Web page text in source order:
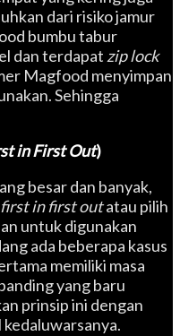
dari risiko jamur
bumbu tabur
dan terdapat zip lock
Magfood menyimpan
Sehingga
in First Out)
besar dan banyak,
first in first outatau pilih
untuk digunakan
ada beberapa kasus
memiliki masa
yang baru
prinsip ini dengan